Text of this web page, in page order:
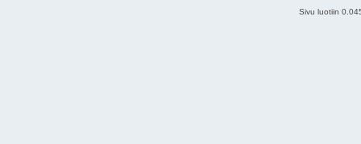
Sivu luotiin